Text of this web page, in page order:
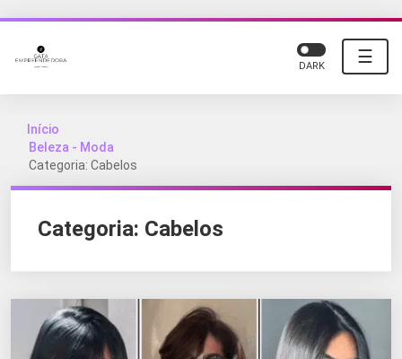
☰
DARK
Início
Beleza - Moda
Categoria: Cabelos
Categoria: Cabelos